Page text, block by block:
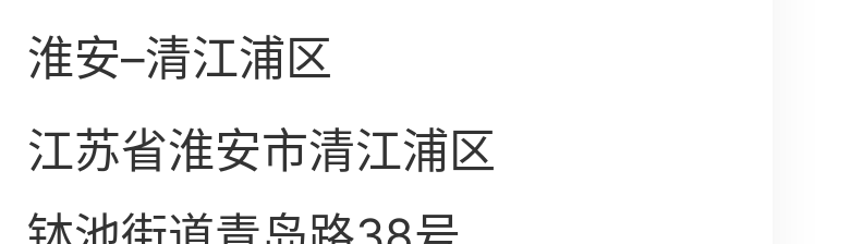
淮安–清江浦区
江苏省淮安市清江浦区